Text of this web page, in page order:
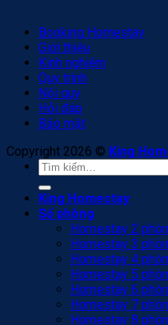
Booking Homestay
Giới thiệu
Kinh nghiệm
Quy trình
Nội quy
Hỏi đáp
Bảo mật
Copyright 2026 © King
Tìm
kiếm:
King Homestay
Số phòng
Homestay 2
Homestay 3
Homestay 4
Homestay 5
Homestay 6
Homestay 7
Homestay 8